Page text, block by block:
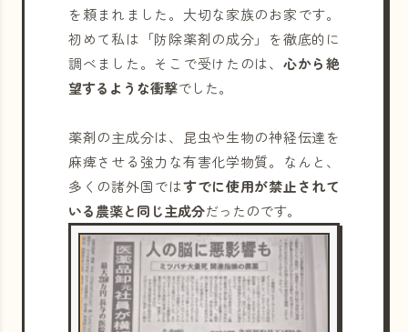
を頼まれました。大切な家族のお家です。
初めて私は「防除薬剤の成分」を徹底的に
調べました。そこで受けたのは、 心から絶
望するような衝撃でした。
薬剤の主成分は、昆虫や生物の神経伝達を
麻痺させる強力な有害化学物質。なんと、
多くの諸外国ではすでに使用が禁止されて
いる農薬と同じ主成分だったのです。